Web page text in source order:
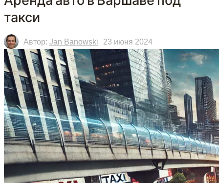
такси
Автор: Jan Banowski 23 июня 2024